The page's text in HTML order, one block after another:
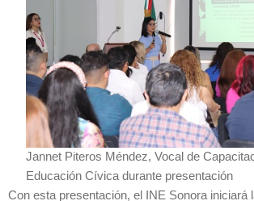
Jannet Piteros Méndez, Vocal de
Educación Cívica durante presentación
Con esta presentación, el INE Sonora iniciará